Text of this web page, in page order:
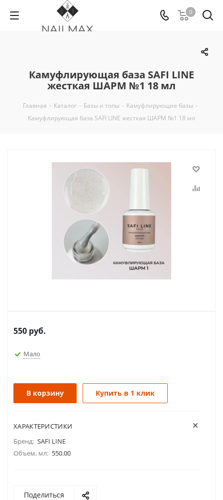
0
Камуфлирующая база SAFI LINE
жесткая ШАРМ №1 18 мл
Главная - Каталог - Базы и топы - Камуфлирующие базы -
Камуфлирующая база SAFI LINE жесткая ШАРМ №1 18 мл
550 руб.
Мало
В корзину Купить в 1 клик
ХАРАКТЕРИСТИКИ
Бренд: SAFI LINE
Объем, мл: 550.00
Поделиться